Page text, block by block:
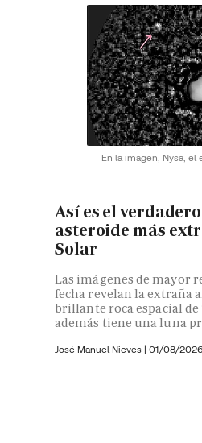
En la imagen, Nysa,
Así es el
asteroide más
Solar
Las imágenes de mayor
fecha revelan la extraña
brillante roca espacial
además tiene una luna
José Manuel Nieves | 01/08/2026